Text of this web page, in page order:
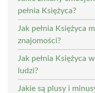
pełnia Księżyca?
Jak pełnia Księżyca
znajomości?
Jak pełnia Księżyca
ludzi?
Jakie są plusy i